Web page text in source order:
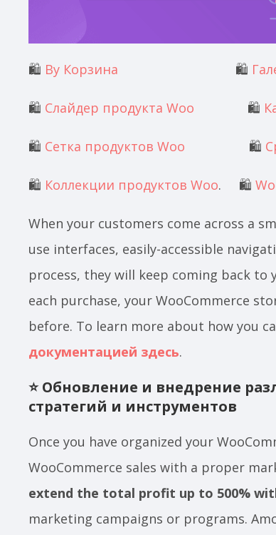
🛍️ Ву Корзина 🛍️
🛍️ Слайдер продукта Woo 🛍️
🛍️ Сетка продуктов Woo 🛍️
🛍️ Коллекции продуктов Woo. 🛍️
When your customers come across a
use interfaces, easily-accessible
process, they will keep coming back to
each purchase, your WooCommerce
before. To learn more about how you
документацией здесь.
⭐ Обновление и внедрение
стратегий и инструментов
Once you have organized your
WooCommerce sales with a proper
extend the total profit up to 500%
marketing campaigns or programs.